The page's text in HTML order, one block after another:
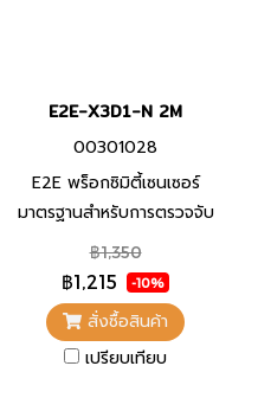
E2E-X3D1-N 2M
00301028
E2E พร็อกซิมิตี้เซนเซอร์
มาตรฐานสำหรับการตรวจจับ
โลหะประเภทเหล็ก ทนต่อสภาพ
แวดล้อมด้วยสายมาตราฐานที่ทำ
จาก PVC ทนน้ำมัน และพื้นผิว
ตรวจจับที่ทำจากวัสดุที่ทนต่อ
น้ำมันหล่อลื่น
฿1,350
฿1,215 -10%
สั่งซื้อสินค้า
เปรียบเทียบ